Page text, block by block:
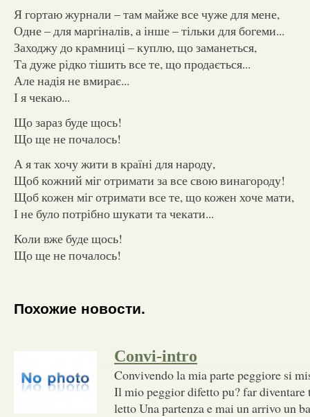
Я гортаю журнали – там майже все чуже для мене,
Одне – для маргіналів, а інше – тільки для богеми...
Заходжу до крамниці – куплю, що заманеться,
Та дуже рідко тішить все те, що продається...
Але надія не вмирає...
І я чекаю...
Що зараз буде щось!
Що ще не почалось!
А я так хочу жити в країні для народу,
Щоб кожний міг отримати за все свою винагороду!
Щоб кожен міг отримати все те, що кожен хоче мати,
І не було потрібно шукати та чекати...
Коли вже буде щось!
Що ще не почалось!
Похожие новости.
Convi-intro
Convivendo la mia parte peggiore si
Il mio peggior difetto pu? far
letto Una partenza e mai un arrivo un